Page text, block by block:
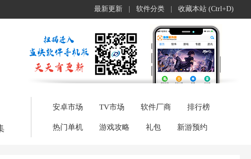
最新更新 软件分类 收藏本站 (Ctrl+D)
安卓市场 TV市场 软件厂商 排行榜
热门单机 游戏攻略 礼包 新游预约